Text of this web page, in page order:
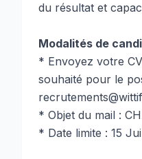
du résultat et
Modalités de
* Envoyez votre
souhaité pour le
* Objet du mail :
* Date limite : 15